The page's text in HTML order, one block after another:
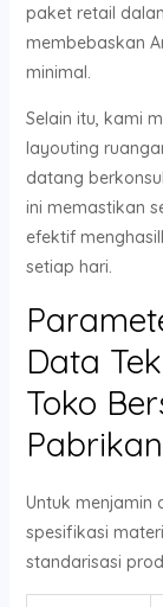
paket retail
membebaskan
minimal.
Selain itu, kami
layouting
datang
ini memastikan
efektif
setiap hari.
Data
Toko
Pabrikan
Untuk menjamin
spesifikasi
standarisasi